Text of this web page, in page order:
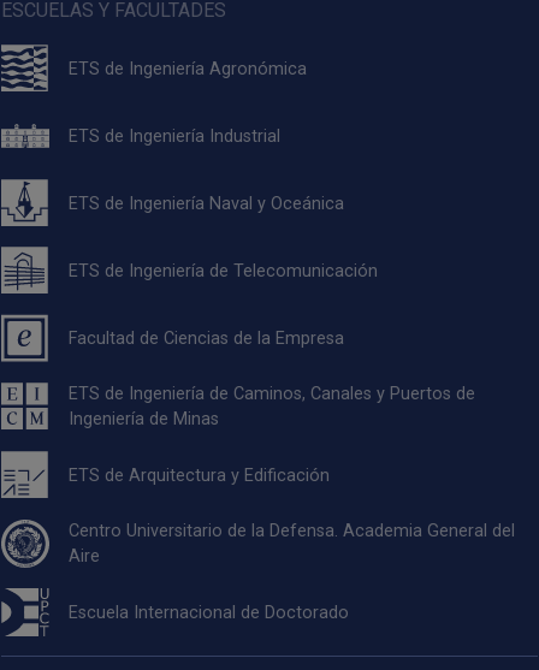
ESCUELAS Y FACULTADES
ETS de Ingeniería Agronómica
ETS de Ingeniería Industrial
ETS de Ingeniería Naval y Oceánica
ETS de Ingeniería de Telecomunicación
Facultad de Ciencias de la Empresa
ETS de Ingeniería de Caminos, Canales y Puertos de
Ingeniería de Minas
ETS de Arquitectura y Edificación
Centro Universitario de la Defensa. Academia General del
Aire
Escuela Internacional de Doctorado